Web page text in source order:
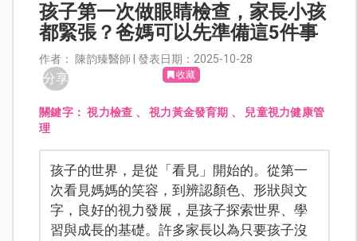
孩子第一次做眼睛檢查，家長小孩
都緊張？爸媽可以先準備這5件事
作者： 陳韵臻醫師 | 發表日期：2025-10-28
分享 收藏
關鍵字：視力檢查 、視力黃金發育期 、 兒童視力健康管
理
孩子的世界，是從「看見」開始的。從第一
次看見媽媽的笑容，到辨認顏色、形狀與文
字，良好的視力發展，是孩子探索世界、學
習與成長的基礎。許多家長以為只要孩子沒